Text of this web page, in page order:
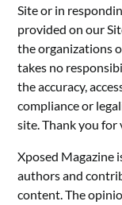
Site or in
provided on our
the organizations
takes no
the accuracy,
compliance or
site. Thank you
Xposed Magazine
authors and
content. The